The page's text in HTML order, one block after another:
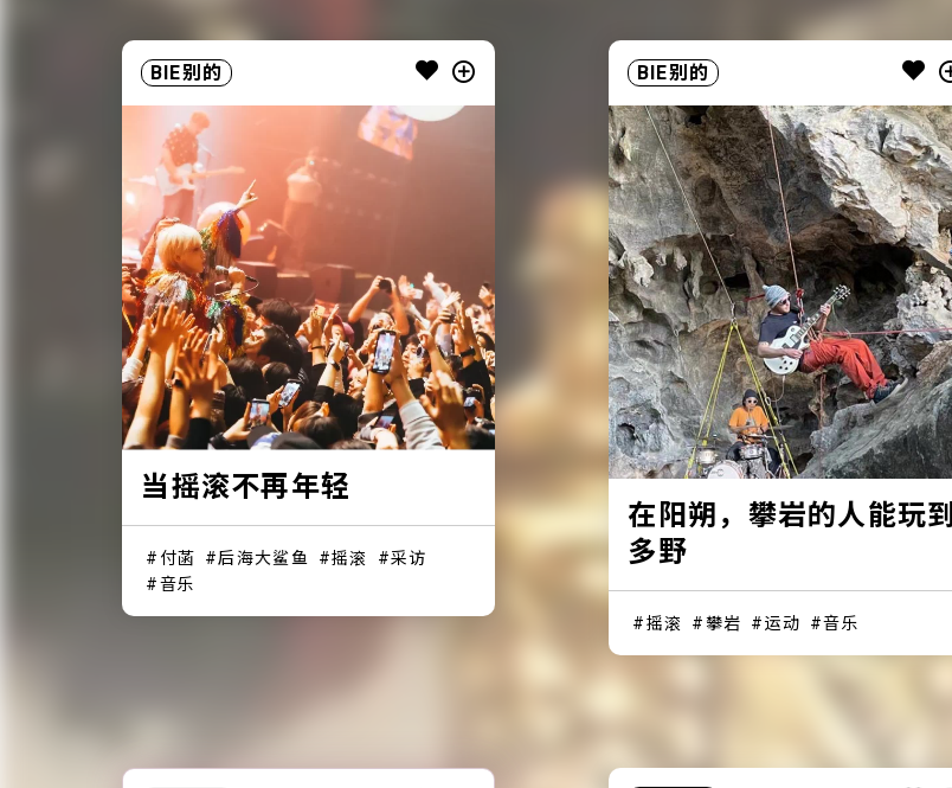
BIE别的
当摇滚不再年轻
付菡 后海大鲨鱼 摇滚
采访
音乐
BIE别的
在阳朔，攀岩的人能玩到
多野
摇滚 攀岩 运动 音乐